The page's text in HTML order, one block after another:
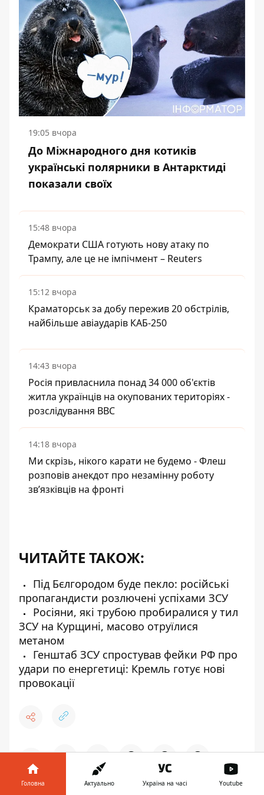
19:05 вчора
До Міжнародного дня котиків
українські полярники в Антарктиді
показали своїх
15:48 вчора
Демократи США готують нову атаку по
Трампу, але це не імпічмент – Reuters
15:12 вчора
Краматорськ за добу пережив 20 обстрілів,
найбільше авіаударів КАБ-250
14:43 вчора
Росія привласнила понад 34 000 об'єктів
житла українців на окупованих територіях -
розслідування BBC
14:18 вчора
Ми скрізь, нікого карати не будемо - Флеш
розповів анекдот про незамінну роботу
зв’язківців на фронті
ЧИТАЙТЕ ТАКОЖ:
Під Бєлгородом буде пекло: російські
пропагандисти розлючені успіхами ЗСУ
Росіяни, які трубою пробиралися у тил
ЗСУ на Курщині, масово отруїлися
метаном
Генштаб ЗСУ спростував фейки РФ про
удари по енергетиці: Кремль готує нові
провокації
👍 🔥 ♥ 😭 😆 😡
Головна Актуально Україна на часі Youtube